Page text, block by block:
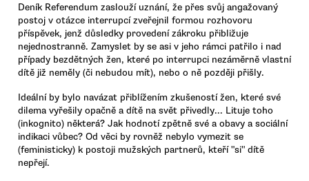
Deník Referendum zaslouží uznání, že přes svůj angažovaný
postoj v otázce interrupcí zveřejnil formou rozhovoru
příspěvek, jenž důsledky provedení zákroku přibližuje
nejednostranně. Zamyslet by se asi v jeho rámci patřilo i nad
případy bezdětných žen, které po interrupci nezáměrně vlastní
dítě již neměly (či nebudou mít), nebo o ně později přišly.
Ideální by bylo navázat přiblížením zkušeností žen, které své
dilema vyřešily opačně a dítě na svět přivedly... Lituje toho
(inkognito) některá? Jak hodnotí zpětně své a obavy a sociální
indikaci vůbec? Od věci by rovněž nebylo vymezit se
(feministicky) k postoji mužských partnerů, kteří "si" dítě
nepřejí.